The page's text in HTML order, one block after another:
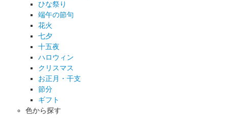
ひな祭り
端午の節句
花火
七夕
十五夜
ハロウィン
クリスマス
お正月・干支
節分
ギフト
色から探す